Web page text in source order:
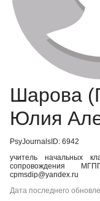
Шарова
Юлия
PsyJournalsID: 6942
учитель начальных
сопровождения
cpmsdip@yandex.ru
Дата последнего